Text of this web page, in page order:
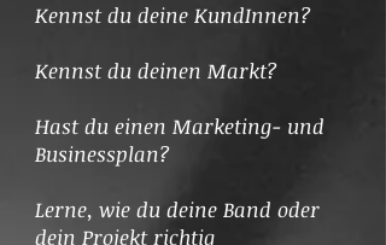
Kennst du deine KundInnen?
Kennst du deinen Markt?
Hast du einen Marketing- und
Businessplan?
Lerne, wie du deine Band oder
dein Projekt richtig